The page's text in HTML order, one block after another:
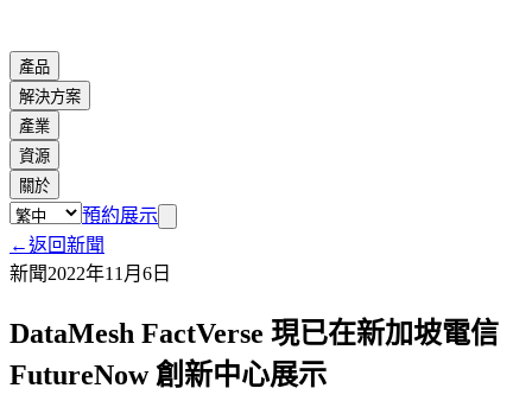
產品
解決方案
產業
資源
關於
預約展示
←返回新聞
新聞2022年11月6日
DataMesh FactVerse 現已在新加坡電信
FutureNow 創新中心展示